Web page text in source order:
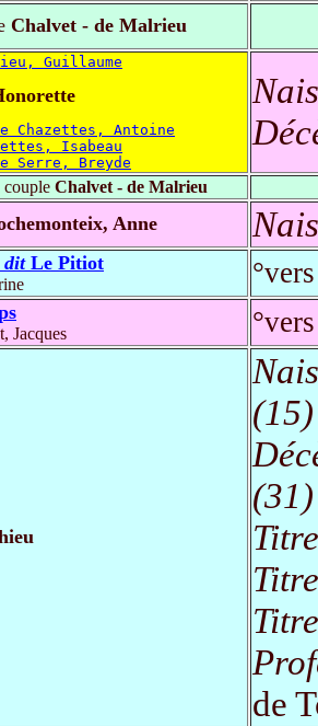
Chalvet - de Malrieu
Guillaume
Chazettes, Antoine
Isabeau
Serre, Breyde
couple Chalvet - de Malrieu
Anne
ditLe Pitiot
Jacques
(15)
(31)
de